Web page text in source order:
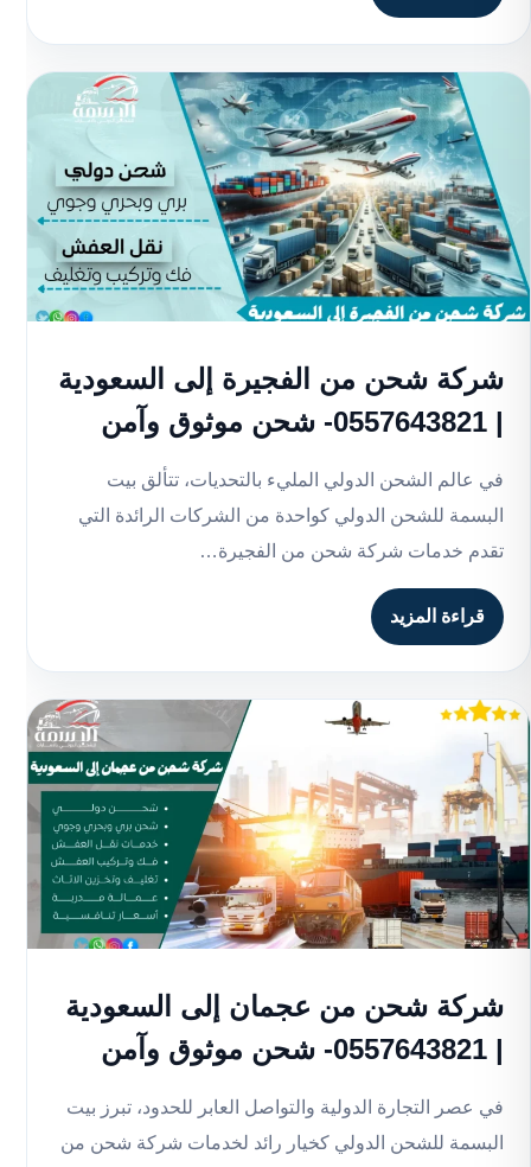
شركة شحن من الفجيرة إلى السعودية
| 0557643821- شحن موثوق وآمن
في عالم الشحن الدولي المليء بالتحديات، تتألق بيت
البسمة للشحن الدولي كواحدة من الشركات الرائدة التي
تقدم خدمات شركة شحن من الفجيرة…
قراءة المزيد
شركة شحن من عجمان إلى السعودية
| 0557643821- شحن موثوق وآمن
في عصر التجارة الدولية والتواصل العابر للحدود، تبرز بيت
البسمة للشحن الدولي كخيار رائد لخدمات شركة شحن من